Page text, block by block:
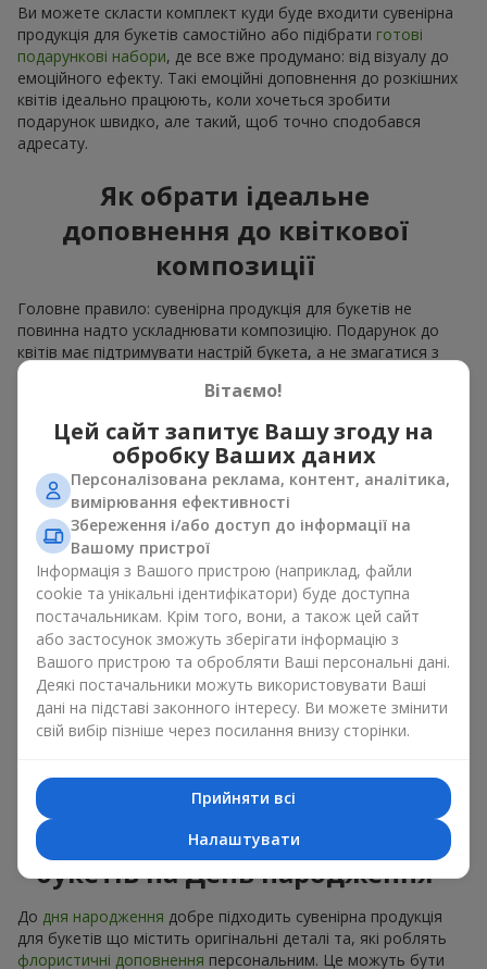
Ви можете скласти комплект куди буде входити сувенірна
продукція для букетів самостійно або підібрати готові
подарункові набори, де все вже продумано: від візуалу до
емоційного ефекту. Такі емоційні доповнення до розкішних
квітів ідеально працюють, коли хочеться зробити
подарунок швидко, але такий, щоб точно сподобався
адресату.
Як обрати ідеальне
доповнення до квіткової
композиції
Головне правило: сувенірна продукція для букетів не
повинна надто ускладнювати композицію. Подарунок до
квітів має підтримувати настрій букета, а не змагатися з
ним. Для ніжних композицій підійде сувенірна продукція для
букетів, як легкі символічні додатки та легкі елементи
декору. Це може бути
Для яскравих є сенс використати більш сміливі додаткові
акценти, як вишуканіцукеркичи дорогі сувеніри.
Сувенірна продукція для букетів повинна вибиратись,
враховуючи й привід, і людину, якій адресований подарунок.
Якщо сумніваєтесь, яка сувенірна продукція для букетів вам
потрібна — обирайте універсальні маленькі приємності,
широкий вибір яких знайдеться у нашому каталозі.
Сувеніри до букетів на різні свята
Свято задає настрій, а сувенірна продукція для букетів його
підкреслює. Саме тому сувеніри для квітів часто обирають з
урахуванням дати та події. В нашому асортименті
знайдеться сувенірна продукція для букетів, що підійде до
бюджет.
Сувенірна продукція до
букетів на День народження
До дня народження добре підходить сувенірна продукція
для букетів що містить оригінальні деталі та, які роблять
флористичні доповнення персональним. Це можуть бути
Вітаємо!
Цей сайт запитує Вашу згоду на
обробку Ваших даних
Персоналізована реклама, контент, аналітика,
вимірювання ефективності
Збереження і/або доступ до інформації на
Вашому пристрої
Інформація з Вашого пристрою (наприклад, файли
cookie та унікальні ідентифікатори) буде доступна
постачальникам. Крім того, вони, а також цей сайт
або застосунок зможуть зберігати інформацію з
Вашого пристрою та обробляти Ваші персональні дані.
Деякі постачальники можуть використовувати Ваші
дані на підставі законного інтересу. Ви можете змінити
свій вибір пізніше через посилання внизу сторінки.
Прийняти всі
Налаштувати